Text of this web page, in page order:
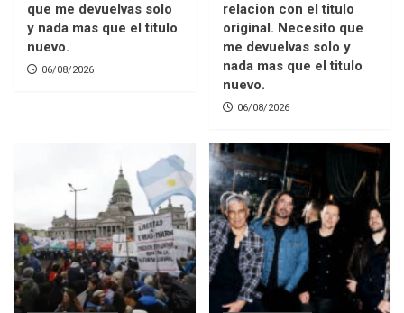
que me devuelvas solo
y nada mas que el titulo
nuevo.
06/08/2026
relacion con el titulo
original. Necesito que
me devuelvas solo y
nada mas que el titulo
nuevo.
06/08/2026